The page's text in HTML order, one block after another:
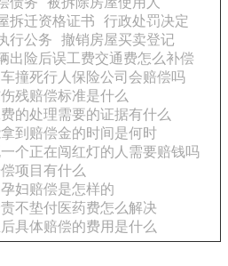
拆迁资格证书
行政处罚决定
行公务
撤销房屋买卖登记
出险后误工费交通费怎么补偿
撞死行人保险公司会赔偿吗
残赔偿标准是什么
的处理需要的证据有什么
到赔偿金的时间是何时
个正在闯红灯的人需要赔钱吗
项目有什么
妇赔偿是怎样的
不垫付医药费怎么解决
具体赔偿的费用是什么